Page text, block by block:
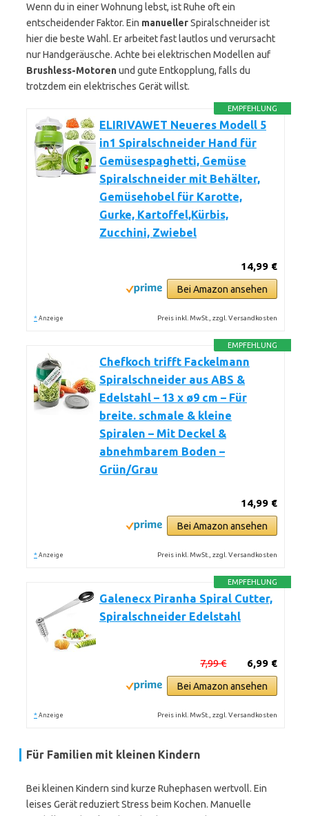
Wenn du in einer Wohnung lebst, ist Ruhe oft ein
entscheidender Faktor. Ein manuellerSpiralschneider ist
hier die beste Wahl. Er arbeitet fast lautlos und verursacht
nur Handgeräusche. Achte bei elektrischen Modellen auf
Brushless-Motorenund gute Entkopplung, falls du
trotzdem ein elektrisches Gerät willst.
EMPFEHLUNG
ELIRIVAWET Neueres Modell 5
in1 Spiralschneider Hand für
Gemüsespaghetti, Gemüse
Spiralschneider mit Behälter,
Gemüsehobel für Karotte,
Gurke, Kartoffel,Kürbis,
Zucchini, Zwiebel
14,99 €
Bei Amazon ansehen
* Anzeige Preis inkl. MwSt., zzgl. Versandkosten
EMPFEHLUNG
Chefkoch trifft Fackelmann
Spiralschneider aus ABS &
Edelstahl – 13 x ø9 cm – Für
breite. schmale & kleine
Spiralen – Mit Deckel &
abnehmbarem Boden –
Grün/Grau
14,99 €
Bei Amazon ansehen
* Anzeige Preis inkl. MwSt., zzgl. Versandkosten
EMPFEHLUNG
Galenecx Piranha Spiral Cutter,
Spiralschneider Edelstahl
6,99 €
7,99 €
Bei Amazon ansehen
* Anzeige Preis inkl. MwSt., zzgl. Versandkosten
Für Familien mit kleinen Kindern
Bei kleinen Kindern sind kurze Ruhephasen wertvoll. Ein
leises Gerät reduziert Stress beim Kochen. Manuelle